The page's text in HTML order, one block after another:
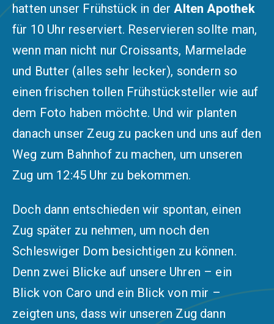
hatten unser Frühstück in derAlten Apothek
für 10 Uhr reserviert. Reservieren sollte man,
wenn man nicht nur Croissants, Marmelade
und Butter (alles sehr lecker), sondern so
einen frischen tollen Frühstücksteller wie auf
dem Foto haben möchte. Und wir planten
danach unser Zeug zu packen und uns auf den
Weg zum Bahnhof zu machen, um unseren
Zug um 12:45 Uhr zu bekommen.
Doch dann entschieden wir spontan, einen
Zug später zu nehmen, um noch den
Schleswiger Dom besichtigen zu können.
Denn zwei Blicke auf unsere Uhren – ein
Blick von Caro und ein Blick von mir –
zeigten uns, dass wir unseren Zug dann